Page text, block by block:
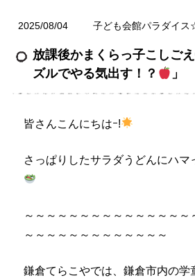
2025/08/04 子ども会館パラダイ
放課後かまくらっ子こしご
ズルでやる気出す！？
」
皆さんこんにちはｰ!
さっぱりしたサラダうどんにハマ
～～～～～～～～～～～～～～～
～～～～～～～～～～～～～
鎌倉てらこやでは、鎌倉市内の学